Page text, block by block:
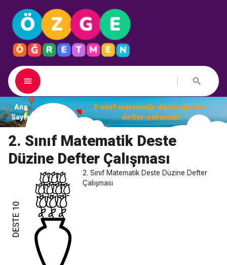
Ana
Sayfa
Dosyalar
2-sinif-matematik-deste-duzine-
defter-calismasi
2. Sınıf Matematik Deste
Düzine Defter Çalışması
2. Sınıf Matematik Deste Düzine Defter
Çalışması